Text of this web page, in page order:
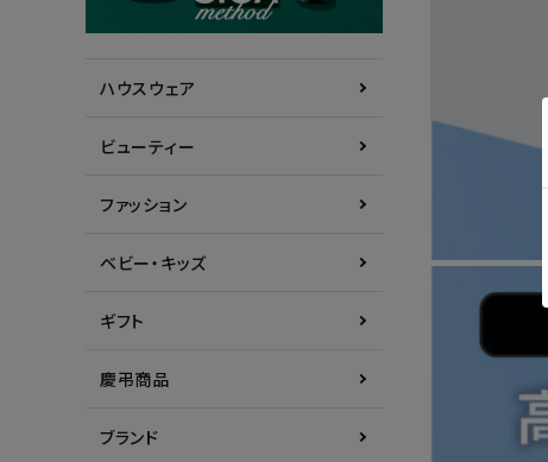
ハウスウェア
ビューティー
ファッション
ベビー・キッズ
ギフト
慶弔商品
ブランド